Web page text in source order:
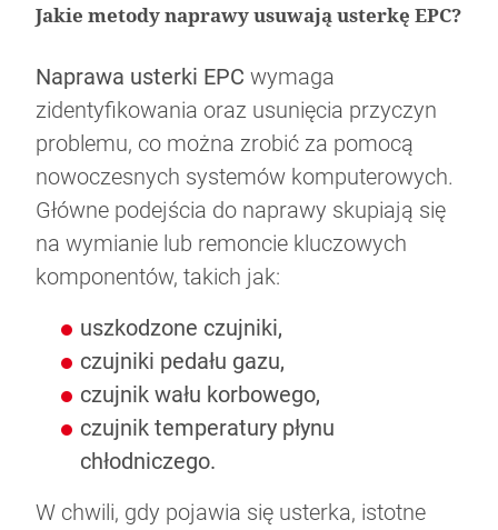
Jakie metody naprawy usuwają usterkę EPC?
Naprawa usterki EPC wymaga
zidentyfikowania oraz usunięcia przyczyn
problemu, co można zrobić za pomocą
nowoczesnych systemów komputerowych.
Główne podejścia do naprawy skupiają się
na wymianie lub remoncie kluczowych
komponentów, takich jak:
uszkodzone czujniki,
czujniki pedału gazu,
czujnik wału korbowego,
czujnik temperatury płynu
chłodniczego.
W chwili, gdy pojawia się usterka, istotne